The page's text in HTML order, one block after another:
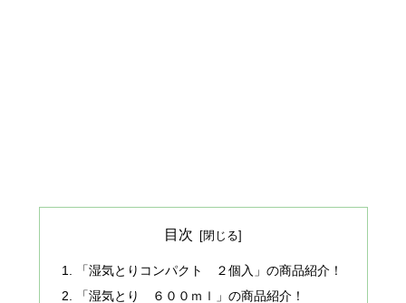
目次
「湿気とりコンパクト ２個入」の商品紹介！
「湿気とり ６００ｍｌ」の商品紹介！